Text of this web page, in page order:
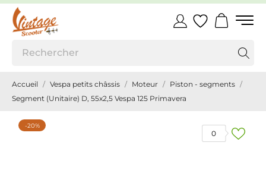
Accueil Vespa petits châssis Moteur
Piston - segments
Segment (Unitaire) D, 55x2,5 Vespa 125 Primavera
0
-20%